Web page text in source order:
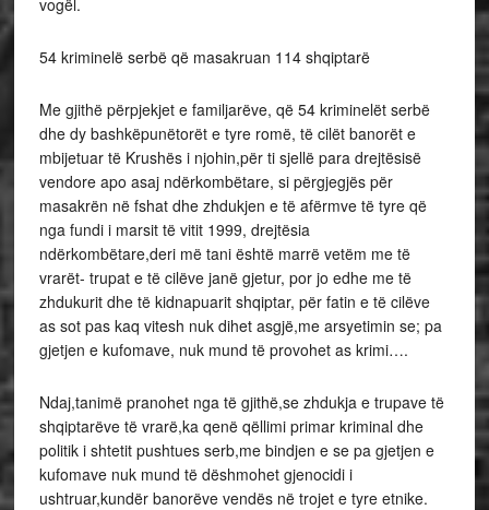
vogël.
54 kriminelë serbë që masakruan 114 shqiptarë
Me gjithë përpjekjet e familjarëve, që 54 kriminelët serbë
dhe dy bashkëpunëtorët e tyre romë, të cilët banorët e
mbijetuar të Krushës i njohin,për ti sjellë para drejtësisë
vendore apo asaj ndërkombëtare, si përgjegjës për
masakrën në fshat dhe zhdukjen e të afërmve të tyre që
nga fundi i marsit të vitit 1999, drejtësia
ndërkombëtare,deri më tani është marrë vetëm me të
vrarët- trupat e të cilëve janë gjetur, por jo edhe me të
zhdukurit dhe të kidnapuarit shqiptar, për fatin e të cilëve
as sot pas kaq vitesh nuk dihet asgjë,me arsyetimin se; pa
gjetjen e kufomave, nuk mund të provohet as krimi….
Ndaj,tanimë pranohet nga të gjithë,se zhdukja e trupave të
shqiptarëve të vrarë,ka qenë qëllimi primar kriminal dhe
politik i shtetit pushtues serb,me bindjen e se pa gjetjen e
kufomave nuk mund të dëshmohet gjenocidi i
ushtruar,kundër banorëve vendës në trojet e tyre etnike.